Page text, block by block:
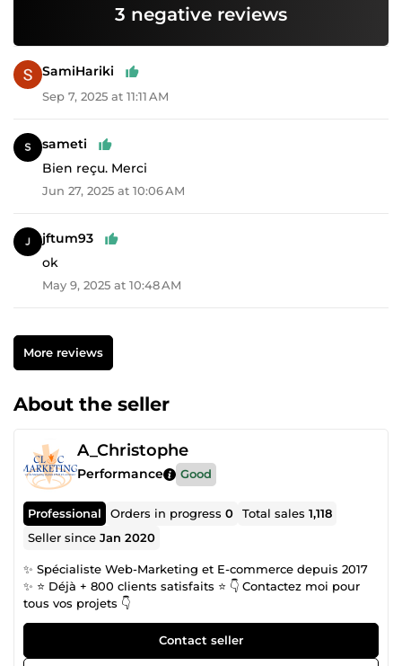
3 negative reviews
SamiHariki
Sep 7, 2025 at 11:11 AM
sameti
Bien reçu. Merci
Jun 27, 2025 at 10:06 AM
jftum93
ok
May 9, 2025 at 10:48 AM
More reviews
About the seller
A_Christophe
Performance Good
Professional Orders in progress0 Total sales1,118
Seller sinceJan 2020
✨ Spécialiste Web-Marketing et E-commerce depuis 2017
✨ ⭐ Déjà + 800 clients satisfaits ⭐ 👇 Contactez moi pour
tous vos projets 👇
Contact seller